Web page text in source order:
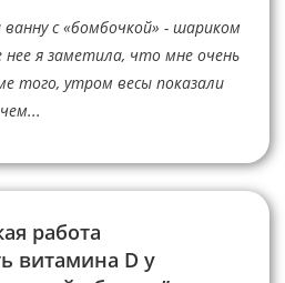
с «бомбочкой» - шариком
нее я заметила, что мне очень
того, утром весы показали
работа
витамина D у